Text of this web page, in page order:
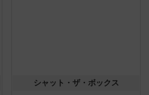
シャット・ザ・ボックス